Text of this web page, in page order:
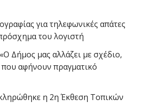
για τηλεφωνικές απάτες
του λογιστή
Δήμος μας αλλάζει με σχέδιο,
που αφήνουν πραγματικό
η 2η Έκθεση Τοπικών